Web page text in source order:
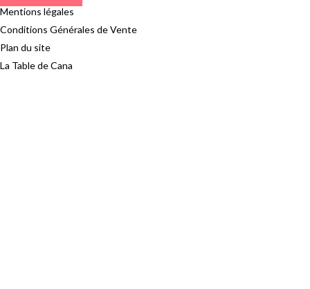
Mentions légales
Conditions Générales de Vente
Plan du site
La Table de Cana